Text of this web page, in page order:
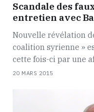
Scandale des
entretien avec
Nouvelle révélation
coalition syrienne »
cette fois-ci par une
20 MARS 2015